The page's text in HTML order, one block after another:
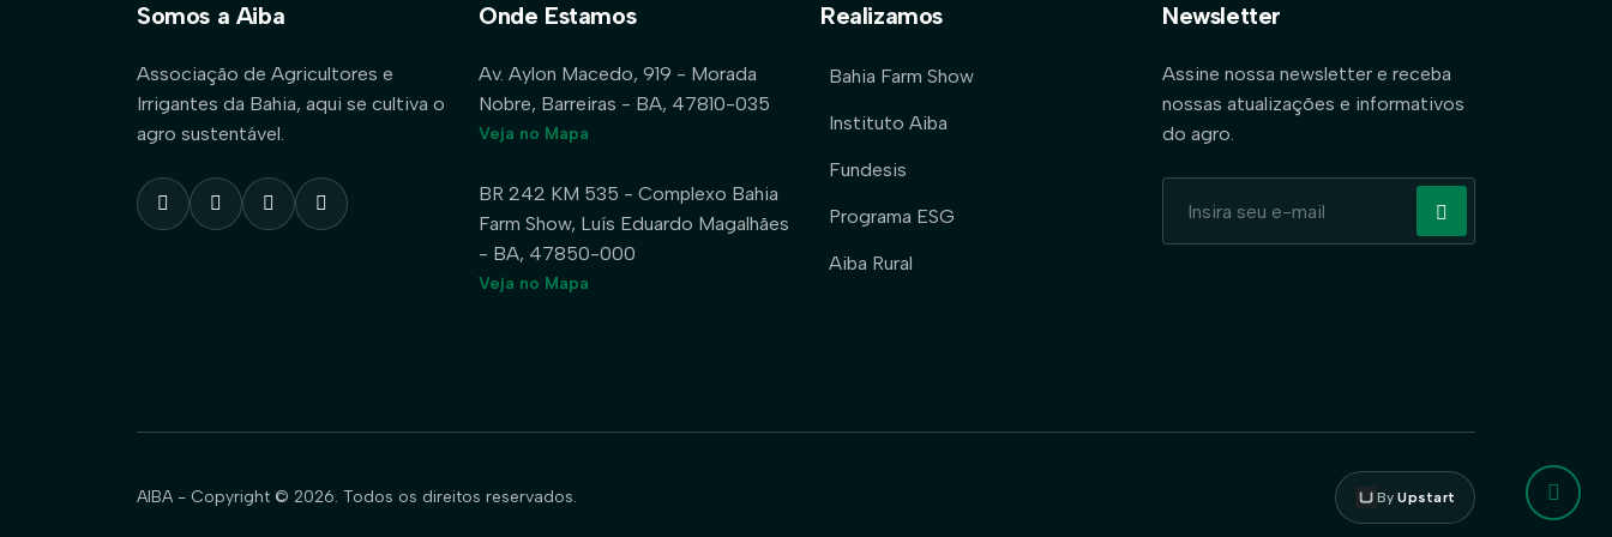
Somos a Aiba
Associação de Agricultores e
Irrigantes da Bahia, aqui se cultiva o
agro sustentável.
Onde Estamos
Av. Aylon Macedo, 919 - Morada
Nobre, Barreiras - BA, 47810-035
Veja no Mapa
BR 242 KM 535 - Complexo Bahia
Farm Show, Luís Eduardo Magalhães
- BA, 47850-000
Veja no Mapa
Realizamos
Bahia Farm Show
Instituto Aiba
Fundesis
Programa ESG
Aiba Rural
Newsletter
Assine nossa newsletter e receba
nossas atualizações e informativos
do agro.
AIBA - Copyright © 2026. Todos os direitos reservados. ByUpstart